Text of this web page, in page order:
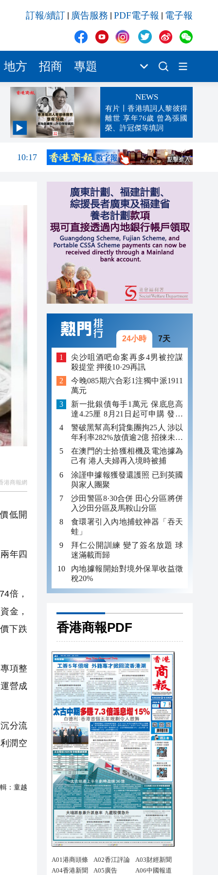
訂報/續訂 廣告服務 PDF電子報 電子報
地方 招商 專題
NEWS
有片丨香港填詞人黎彼得
離世 享年76歲 曾為張國
榮、許冠傑等填詞
港商報網
低開
年四
倍，
金，
下跌
項整
營成
分流
潤空
： 童越
24小時 7天
尖沙咀酒吧命案再多4男被控謀
殺提堂 押後10·29再訊
今晚085期六合彩1注獨中派1911
萬元
新一批銀債每手1萬元 保底息高
達4.25厘 8月21日起可申購 發行
金額最多550億
警破黑幫高利貸集團拘25人 涉以
年利率282%放債逾2億 招徠未成
年追數
在澳門的士拾獲相機及電池據為
己有 港人夫婦再入境時被捕
涂謹申據報獲發還護照 已到英國
與家人團聚
沙田警區8·30合併 田心分區將併
入沙田分區及馬鞍山分區
食環署引入內地捕蚊神器「吞天
蛙」
拜仁公開訓練 變了簽名放題 球
迷滿載而歸
內地據報開始對境外保單收益徵
稅20%
香港商報PDF